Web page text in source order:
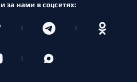
за нами в соцсетях: